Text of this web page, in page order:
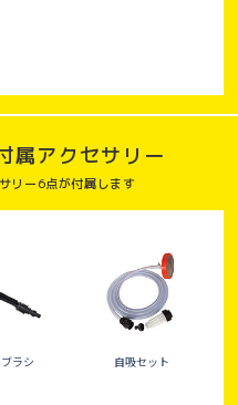
属アクセサリー
リー6点が付属します
ラシ 自吸セット